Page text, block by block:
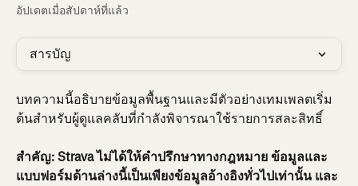
อัปเดตเมื่อสัปดาห์ที่แล้ว
สารบัญ
บทความนี้อธิบายข้อมูลพื้นฐานและมีตัวอย่างเทมเพลตเริ่ม
ต้นสำหรับผู้ดูแลคลับที่กำลังพิจารณาใช้รายการสละสิทธิ์
สำคัญ: Strava ไม่ได้ให้คำปรึกษาทางกฎหมาย ข้อมูลและ
แบบฟอร์มด้านล่างนี้เป็นเพียงข้อมูลอ้างอิงทั่วไปเท่านั้น และ